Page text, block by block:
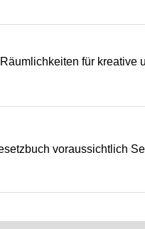
für kreative
voraussichtlich